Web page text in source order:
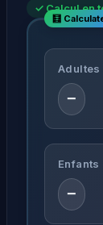
✓ Calcul en
Adultes
−
Enfants
−